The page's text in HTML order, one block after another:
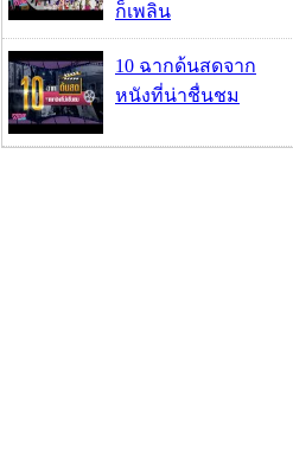
ก็เพลิน
10 ฉากด้นสดจาก
หนังที่น่าชื่นชม